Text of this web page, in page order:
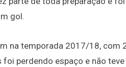
gol.
na temporada 2017/18, com
perdendo espaço e não